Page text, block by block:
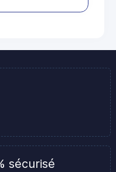
sécurisé